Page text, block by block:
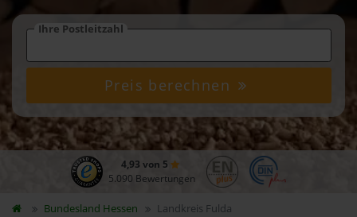
Ihre Postleitzahl
Preis berechnen
4,93 von 5
5.090 Bewertungen
Bundesland Hessen Landkreis Fulda